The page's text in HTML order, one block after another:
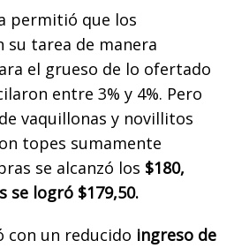
permitió que los
su tarea de manera
el grueso de lo ofertado
entre 3% y 4%. Pero
vaquillonas y novillitos
topes sumamente
se alcanzó los $180,
se logró $179,50.
con un reducido ingreso de